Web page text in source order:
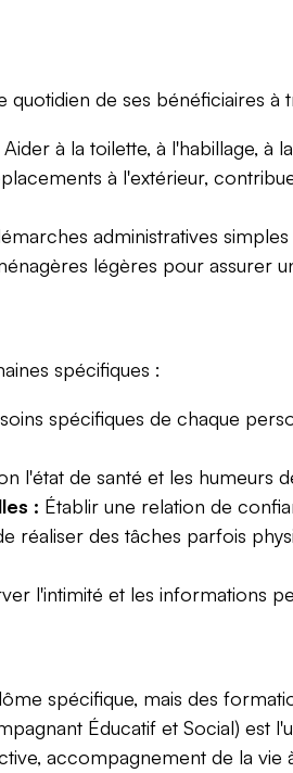
de ses bénéficiaires à
Aider à la toilette, à l'habillage, à
à l'extérieur,
administratives
légères pour assurer
spécifiques :
spécifiques de chaque
l'état de santé et les humeurs
: Établir une relation de
réaliser des tâches parfois
l'intimité et les informations
spécifique, mais des
Éducatif et Social) est
accompagnement de la